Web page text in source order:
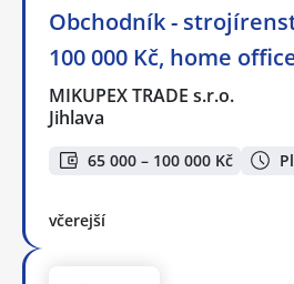
Obchodník -
100 000 Kč, home
MIKUPEX TRADE s.r.o.
Jihlava
65 000 – 100 000 Kč
včerejší